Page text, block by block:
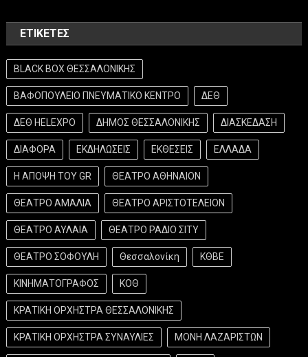
ΕΤΙΚΈΤΕΣ
BLACK BOX ΘΕΣΣΑΛΟΝΙΚΗΣ
ΒΑΦΟΠΟΥΛΕΙΟ ΠΝΕΥΜΑΤΙΚΟ ΚΕΝΤΡΟ ΔΕΘ
ΔΕΘ HELEXPO ΔΗΜΟΣ ΘΕΣΣΑΛΟΝΙΚΗΣ ΔΙΑΣΚΕΔΑΣΗ
ΔΙΑΦΟΡΑ ΕΚΔΗΛΩΣΕΙΣ ΕΚΘΕΣΕΙΣ ΕΛΛΑΔΑ
Η ΑΠΟΨΗ ΤΟΥ GR ΘΕΑΤΡΟ ΑΘΗΝΑΙΟΝ
ΘΕΑΤΡΟ ΑΜΑΛΙΑ ΘΕΑΤΡΟ ΑΡΙΣΤΟΤΕΛΕΙΟΝ
ΘΕΑΤΡΟ ΑΥΛΑΙΑ ΘΕΑΤΡΟ ΡΑΔΙΟ ΣΙΤΥ
ΘΕΑΤΡΟ ΣΟΦΟΥΛΗ Θεσσαλονίκη ΚΘΒΕ
ΚΙΝΗΜΑΤΟΓΡΑΦΟΣ ΚΟΘ
ΚΡΑΤΙΚΗ ΟΡΧΗΣΤΡΑ ΘΕΣΣΑΛΟΝΙΚΗΣ
ΚΡΑΤΙΚΗ ΟΡΧΗΣΤΡΑ ΣΥΝΑΥΛΙΕΣ ΜΟΝΗ ΛΑΖΑΡΙΣΤΩΝ